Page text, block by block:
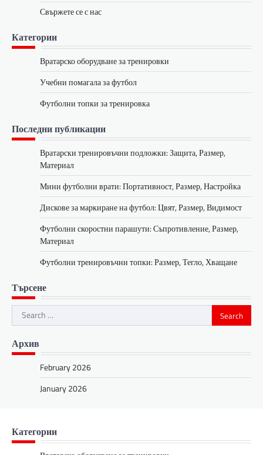
Свържете се с нас
Категории
Вратарско оборудване за тренировки
Учебни помагала за футбол
Футболни топки за тренировка
Последни публикации
Вратарски тренировъчни подложки: Защита, Размер,
Материал
Мини футболни врати: Портативност, Размер, Настройка
Дискове за маркиране на футбол: Цвят, Размер, Видимост
Футболни скоростни парашути: Съпротивление, Размер,
Материал
Футболни тренировъчни топки: Размер, Тегло, Хващане
Търсене
Search
for:
Архив
February 2026
January 2026
Категории